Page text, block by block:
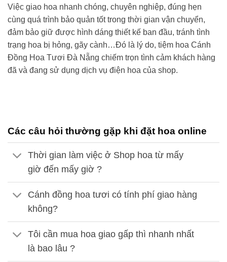
Việc giao hoa nhanh chóng, chuyên nghiệp, đúng hẹn
cùng quá trình bảo quản tốt trong thời gian vận chuyển,
đảm bảo giữ được hình dáng thiết kế ban đầu, tránh tình
trạng hoa bị hỏng, gãy cành…Đó là lý do, tiệm hoa Cánh
Đồng Hoa Tươi Đà Nẵng chiếm trọn tình cảm khách hàng
đã và đang sử dụng dịch vụ điện hoa của shop.
Các câu hỏi thường gặp khi đặt hoa online
Thời gian làm việc ở Shop hoa từ mấy
giờ đến mấy giờ ?
Cánh đồng hoa tươi có tính phí giao hàng
không?
Tôi cần mua hoa giao gấp thì nhanh nhất
là bao lâu ?